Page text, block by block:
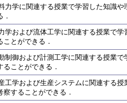
力学に関連する授業で学習した知識
学および流体工学に関連する授業で
とができる．
制御および計測工学に関連する授業
ることができる．
工学および生産システムに関連する
することができる．